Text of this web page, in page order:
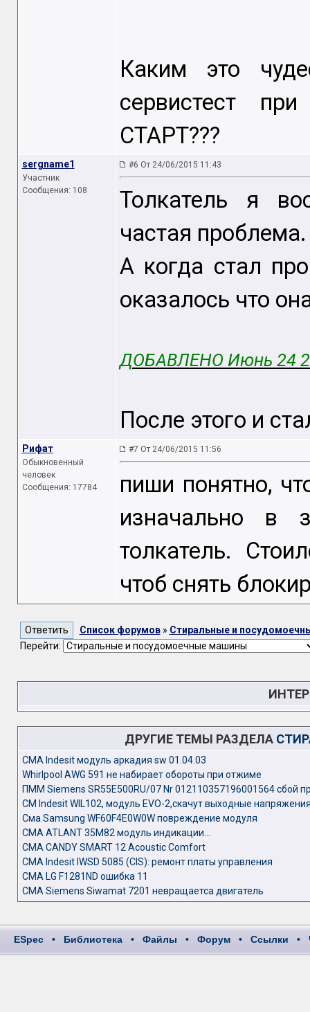
Каким это
сервистест
СТАРТ???
sergname1
Участник
Сообщения: 108
#6 От 24/06/2015 11:43
Толкатель я
частая проблема.
А когда стал
оказалось что
ДОБАВЛЕНО Июнь 24
После этого и
Рифат
Обыкновенный
человек
Сообщения: 17784
#7 От 24/06/2015 11:56
пиши понятно,
изначально в
толкатель.
чтоб снять
Список форумов» Стиральные и
Перейти:
ДРУГИЕ ТЕМЫ РАЗДЕЛА
CMA Indesit модуль аркадия sw 01.04.03
Whirlpool AWG 591 не набирает обороты при отжиме
ПММ Siemens SR55E500RU/07 Nr 012110357196001564 сбой
СМ Indesit WIL102, модуль EVO-2,скачут выходные
Сма Samsung WF60F4E0W0W повреждение модуля
СМА ATLANT 35M82 модуль индикации...
СМА CANDY SMART 12 Acoustic Comfort
СМА Indesit IWSD 5085 (CIS): ремонт платы управления
СМА LG F1281ND ошибка 11
СМА Siemens Siwamat 7201 невращаетса двигатель
ESpec • Библиотека • Файлы • Форум • Ссылки •